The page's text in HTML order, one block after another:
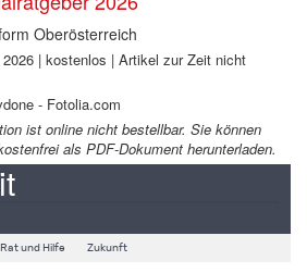
Oberösterreich
| kostenlos | Artikel zur Zeit nicht
- Fotolia.com
ist online nicht bestellbar. Sie können
als PDF-Dokument herunterladen.
Rat und Hilfe Zukunft